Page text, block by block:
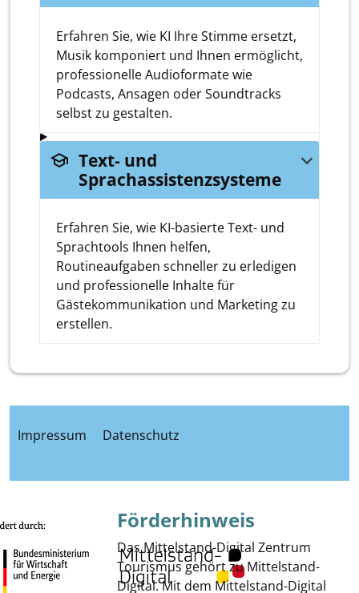
Erfahren Sie, wie KI Ihre Stimme ersetzt,
Musik komponiert und Ihnen ermöglicht,
professionelle Audioformate wie
Podcasts, Ansagen oder Soundtracks
selbst zu gestalten.
school Text- und
Sprachassistenzsysteme
Erfahren Sie, wie KI-basierte Text- und
Sprachtools Ihnen helfen,
Routineaufgaben schneller zu erledigen
und professionelle Inhalte für
Gästekommunikation und Marketing zu
erstellen.
Impressum Datenschutz
Förderhinweis
Das Mittelstand-Digital Zentrum
Tourismus gehört zu Mittelstand-
Digital. Mit dem Mittelstand-Digital